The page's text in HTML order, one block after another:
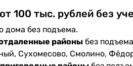
100 тыс. рублей без
дома без подъема.
районы без
Сухомесово, Смолино,